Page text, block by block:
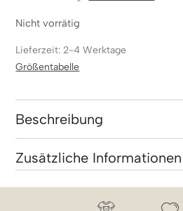
Nicht vorrätig
Lieferzeit: 2-4 Werktage
Größentabelle
Beschreibung
Zusätzliche Informationen